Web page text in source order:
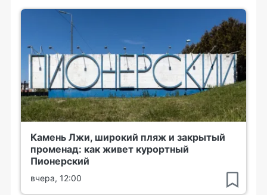
Камень Лжи, широкий пляж и закрытый
променад: как живет курортный
Пионерский
вчера, 12:00